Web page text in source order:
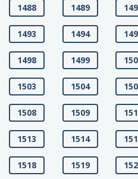
1488 1489
1493 1494
1498 1499
1503 1504
1508 1509
1513 1514
1518 1519